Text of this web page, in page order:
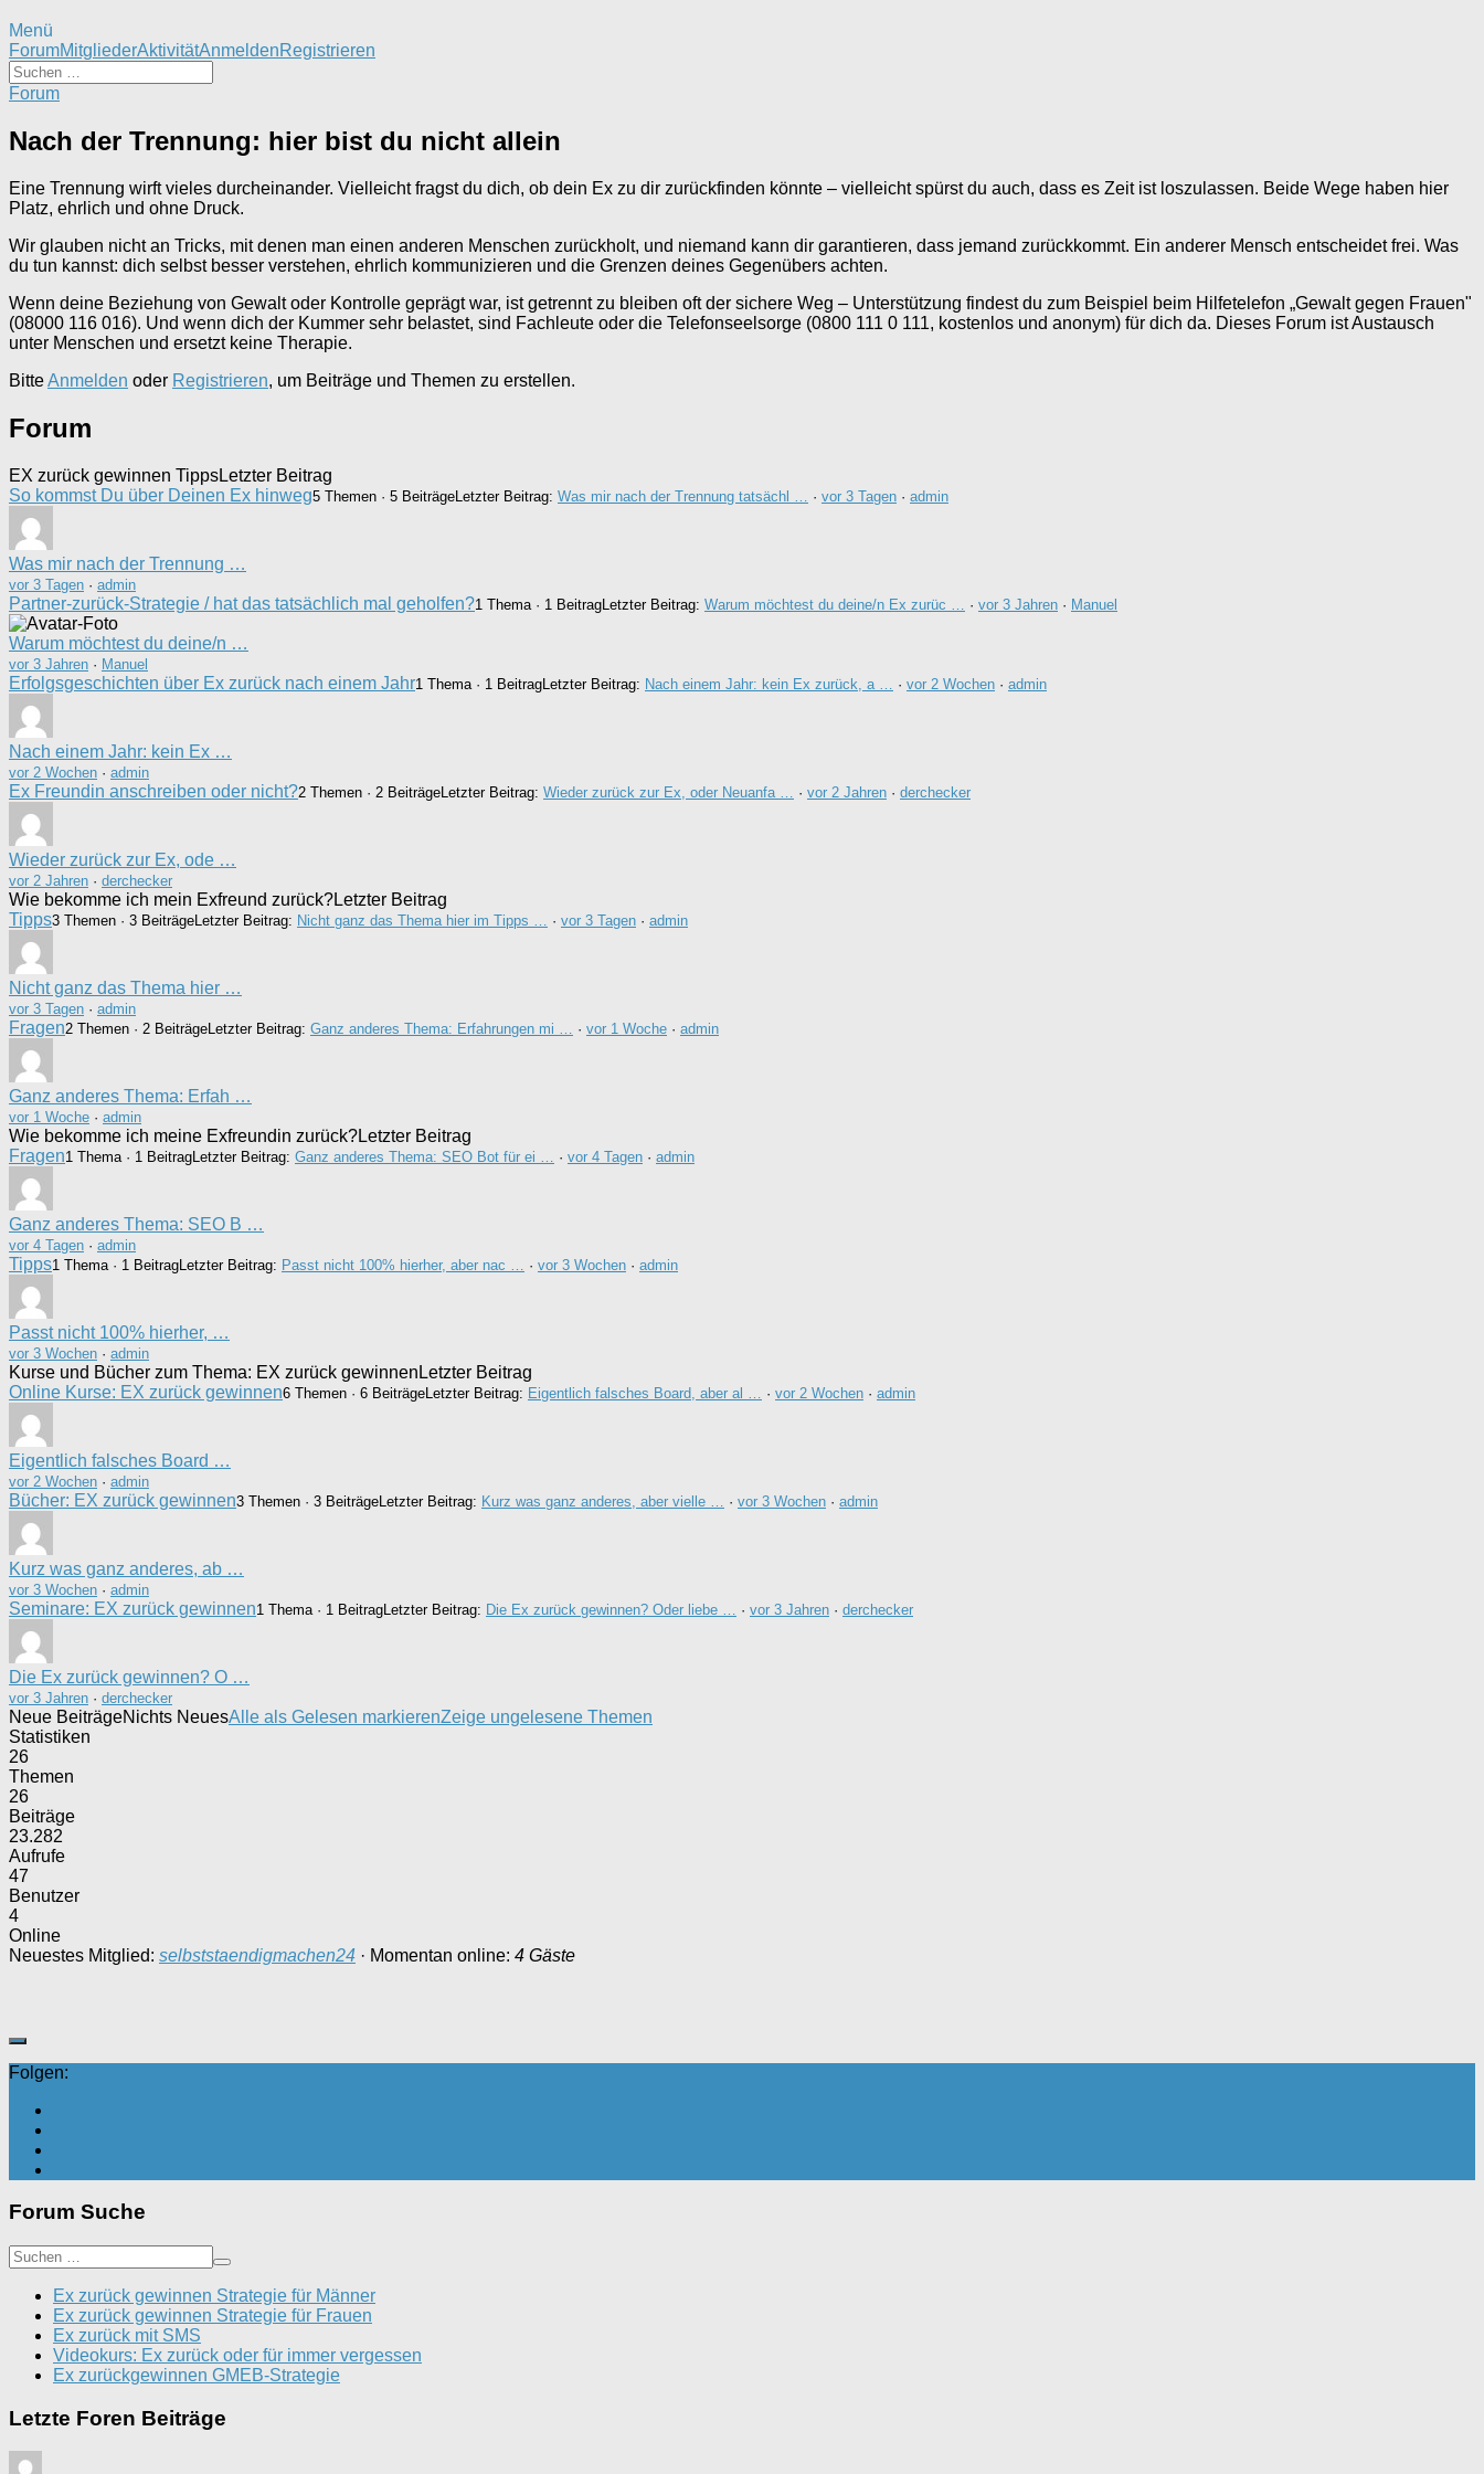
Menü
Forum-
Navigation
ForumMitgliederAktivitätAnmeldenRegistrieren
Forum-
-
Du
hier:
Forum
Nach der Trennung: hier bist du nicht allein
Eine Trennung wirft vieles durcheinander. Vielleicht fragst du dich, ob dein Ex zu dir zurückfinden könnte – vielleicht spürst du auch, dass es Zeit ist loszulassen. Beide Wege haben hier
Platz, ehrlich und ohne Druck.
Wir glauben nicht an Tricks, mit denen man einen anderen Menschen zurückholt, und niemand kann dir garantieren, dass jemand zurückkommt. Ein anderer Mensch entscheidet frei. Was
du tun kannst: dich selbst besser verstehen, ehrlich kommunizieren und die Grenzen deines Gegenübers achten.
Wenn deine Beziehung von Gewalt oder Kontrolle geprägt war, ist getrennt zu bleiben oft der sichere Weg – Unterstützung findest du zum Beispiel beim Hilfetelefon „Gewalt gegen Frauen"
(08000 116 016). Und wenn dich der Kummer sehr belastet, sind Fachleute oder die Telefonseelsorge (0800 111 0 111, kostenlos und anonym) für dich da. Dieses Forum ist Austausch
unter Menschen und ersetzt keine Therapie.
BitteAnmelden oder Registrieren, um Beiträge und Themen zu erstellen.
Forum
EX zurück gewinnen TippsLetzter Beitrag
So kommst Du über Deinen Ex hinweg5 Themen · 5 BeiträgeLetzter Beitrag: Was mir nach der Trennung tatsächl … · vor 3 Tagen · admin
Was mir nach der Trennung …
vor 3 Tagen · admin
Partner-zurück-Strategie / hat das tatsächlich mal geholfen?1 Thema · 1 BeitragLetzter Beitrag: Warum möchtest du deine/n Ex zurüc … · vor 3 Jahren · Manuel
Warum möchtest du deine/n …
vor 3 Jahren · Manuel
Erfolgsgeschichten über Ex zurück nach einem Jahr1 Thema · 1 BeitragLetzter Beitrag: Nach einem Jahr: kein Ex zurück, a … · vor 2 Wochen · admin
Nach einem Jahr: kein Ex …
vor 2 Wochen · admin
Ex Freundin anschreiben oder nicht?2 Themen · 2 BeiträgeLetzter Beitrag: Wieder zurück zur Ex, oder Neuanfa … · vor 2 Jahren · derchecker
Wieder zurück zur Ex, ode …
vor 2 Jahren · derchecker
Wie bekomme ich mein Exfreund zurück?Letzter Beitrag
Tipps3 Themen · 3 BeiträgeLetzter Beitrag: Nicht ganz das Thema hier im Tipps … · vor 3 Tagen · admin
Nicht ganz das Thema hier …
vor 3 Tagen · admin
Fragen2 Themen · 2 BeiträgeLetzter Beitrag: Ganz anderes Thema: Erfahrungen mi … · vor 1 Woche · admin
Ganz anderes Thema: Erfah …
vor 1 Woche · admin
Wie bekomme ich meine Exfreundin zurück?Letzter Beitrag
Fragen1 Thema · 1 BeitragLetzter Beitrag: Ganz anderes Thema: SEO Bot für ei … · vor 4 Tagen · admin
Ganz anderes Thema: SEO B …
vor 4 Tagen · admin
Tipps1 Thema · 1 BeitragLetzter Beitrag: Passt nicht 100% hierher, aber nac … · vor 3 Wochen · admin
Passt nicht 100% hierher, …
vor 3 Wochen · admin
Kurse und Bücher zum Thema: EX zurück gewinnen Letzter Beitrag
Online Kurse: EX zurück gewinnen6 Themen · 6 BeiträgeLetzter Beitrag: Eigentlich falsches Board, aber al … · vor 2 Wochen · admin
Eigentlich falsches Board …
vor 2 Wochen · admin
Bücher: EX zurück gewinnen3 Themen · 3 BeiträgeLetzter Beitrag: Kurz was ganz anderes, aber vielle … · vor 3 Wochen · admin
Kurz was ganz anderes, ab …
vor 3 Wochen · admin
Seminare: EX zurück gewinnen1 Thema · 1 BeitragLetzter Beitrag: Die Ex zurück gewinnen? Oder liebe … · vor 3 Jahren · derchecker
Die Ex zurück gewinnen? O …
vor 3 Jahren · derchecker
Neue BeiträgeNichts NeuesAlle als Gelesen markierenZeige ungelesene Themen
Statistiken
26
Themen
26
Beiträge
23.282
Aufrufe
47
Benutzer
4
Online
Neuestes Mitglied: selbststaendigmachen24 · Momentan online: 4 Gäste
Folgen:
Forum Suche
Ex zurück gewinnen Strategie für Männer
Ex zurück gewinnen Strategie für Frauen
Ex zurück mit SMS
Videokurs: Ex zurück oder für immer vergessen
Ex zurückgewinnen GMEB-Strategie
Letzte Foren Beiträge